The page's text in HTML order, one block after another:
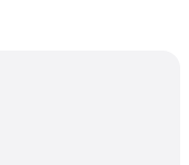
Key, FL
on Cudjoe
Friendly!